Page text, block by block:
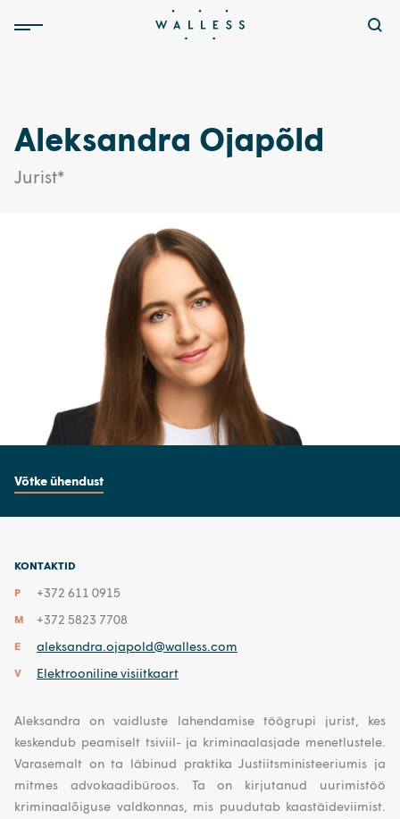
Aleksandra Ojapõld
Jurist*
Võtke ühendust
KONTAKTID
P
+372 611 0915
M +372 5823 7708
E aleksandra.ojapold@walless.com
V Elektrooniline visiitkaart
Aleksandra on vaidluste lahendamise töögrupi jurist, kes
keskendub peamiselt tsiviil- ja kriminaalasjade menetlustele.
Varasemalt on ta läbinud praktika Justiitsministeeriumis ja
mitmes advokaadibüroos. Ta on kirjutanud uurimistöö
kriminaalõiguse valdkonnas, mis puudutab kaastäideviimist.